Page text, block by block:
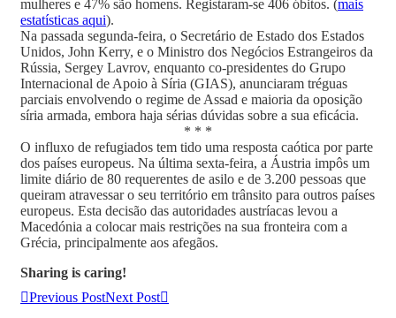
mulheres e 47% são homens. Registaram-se 406 óbitos. (mais
estatísticas aqui).
Na passada segunda-feira, o Secretário de Estado dos Estados
Unidos, John Kerry, e o Ministro dos Negócios Estrangeiros da
Rússia, Sergey Lavrov, enquanto co-presidentes do Grupo
Internacional de Apoio à Síria (GIAS), anunciaram tréguas
parciais envolvendo o regime de Assad e maioria da oposição
síria armada, embora haja sérias dúvidas sobre a sua eficácia.
* * *
O influxo de refugiados tem tido uma resposta caótica por parte
dos países europeus. Na última sexta-feira, a Áustria impôs um
limite diário de 80 requerentes de asilo e de 3.200 pessoas que
queiram atravessar o seu território em trânsito para outros países
europeus. Esta decisão das autoridades austríacas levou a
Macedónia a colocar mais restrições na sua fronteira com a
Grécia, principalmente aos afegãos.
Sharing is caring!
Previous PostNext Post